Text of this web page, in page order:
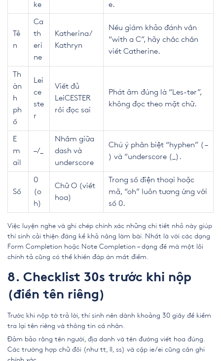
ke
e.
Tê
n
Ca
th
eri
ne
Katherina/
Kathryn
Nếu giám khảo đánh vần
“with a C”, hãy chắc chắn
viết Catherine.
Th
àn
h
ph
ố
Lei
ce
ste
r
Viết đủ
LeiCESTER
rồi đọc sai
Phát âm đúng là “Les-tər”,
không đọc theo mặt chữ.
E
m
ail
– /_
Nhầm giữa
dash và
underscore
Chú ý phân biệt “hyphen” ( –
) và “underscore (_).
Số
0
(o
h)
Chữ O (viết
hoa)
Trong số điện thoại hoặc
mã, “oh” luôn tương ứng với
số 0.
Việc luyện nghe và ghi chép chính xác những chi tiết nhỏ này giúp
thí sinh cải thiện đáng kể khả năng làm bài. Nhất là với các dạng
Form Completion hoặc Note Completion – dạng đề mà một lỗi
chính tả cũng có thể khiến đáp án mất điểm.
8. Checklist 30s trước khi nộp
(điền tên riêng)
Trước khi nộp tờ trả lời, thí sinh nên dành khoảng 30 giây để kiểm
tra lại tên riêng và thông tin cá nhân.
Đảm bảo rằng tên người, địa danh và tên đường viết hoa đúng.
Các trường hợp chữ đôi (như tt, ll, ss) và cặp ie/ei cũng cần ghi
chính xác.